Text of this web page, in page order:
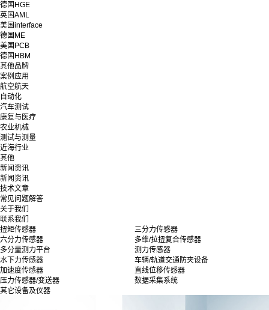
德国HGE
英国AML
美国interface
德国ME
美国PCB
德国HBM
其他品牌
案例应用
航空航天
自动化
汽车测试
康复与医疗
农业机械
测试与测量
近海行业
其他
新闻资讯
新闻资讯
技术文章
常见问题解答
关于我们
联系我们
扭矩传感器
三分力传感器
六分力传感器
多维/拉扭复合传感器
多分量测力平台
测力传感器
水下力传感器
车辆/轨道交通防夹设备
加速度传感器
直线位移传感器
压力传感器/变送器
数据采集系统
其它设备及仪器